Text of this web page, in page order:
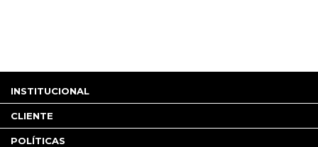
INSTITUCIONAL
CLIENTE
POLÍTICAS